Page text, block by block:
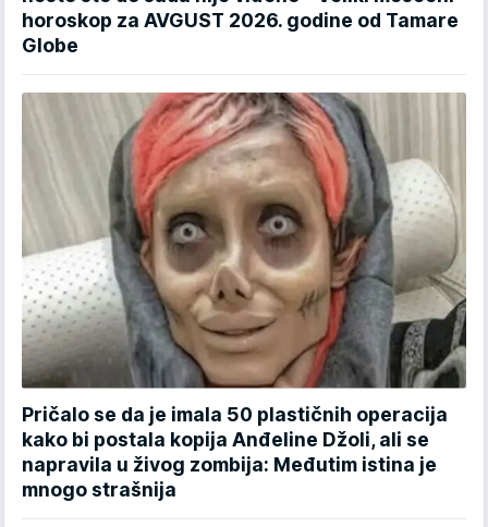
horoskop za AVGUST 2026. godine od Tamare
Globe
Pričalo se da je imala 50 plastičnih operacija
kako bi postala kopija Anđeline Džoli, ali se
napravila u živog zombija: Međutim istina je
mnogo strašnija